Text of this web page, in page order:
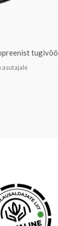
tugivöö